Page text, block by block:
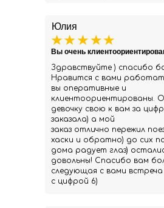
Юлия
Здравствуйте ) спасибо
Нравится с вами
вы оперативные и
клиентоориентированы.
девочку свою к вам за
заказала) а мой
заказ отлично пережил
хаски и обратно) до сих
дома радует глаз)
довольны! Спасибо вам
следующая с вами
с цифрой 6)
Вы очень